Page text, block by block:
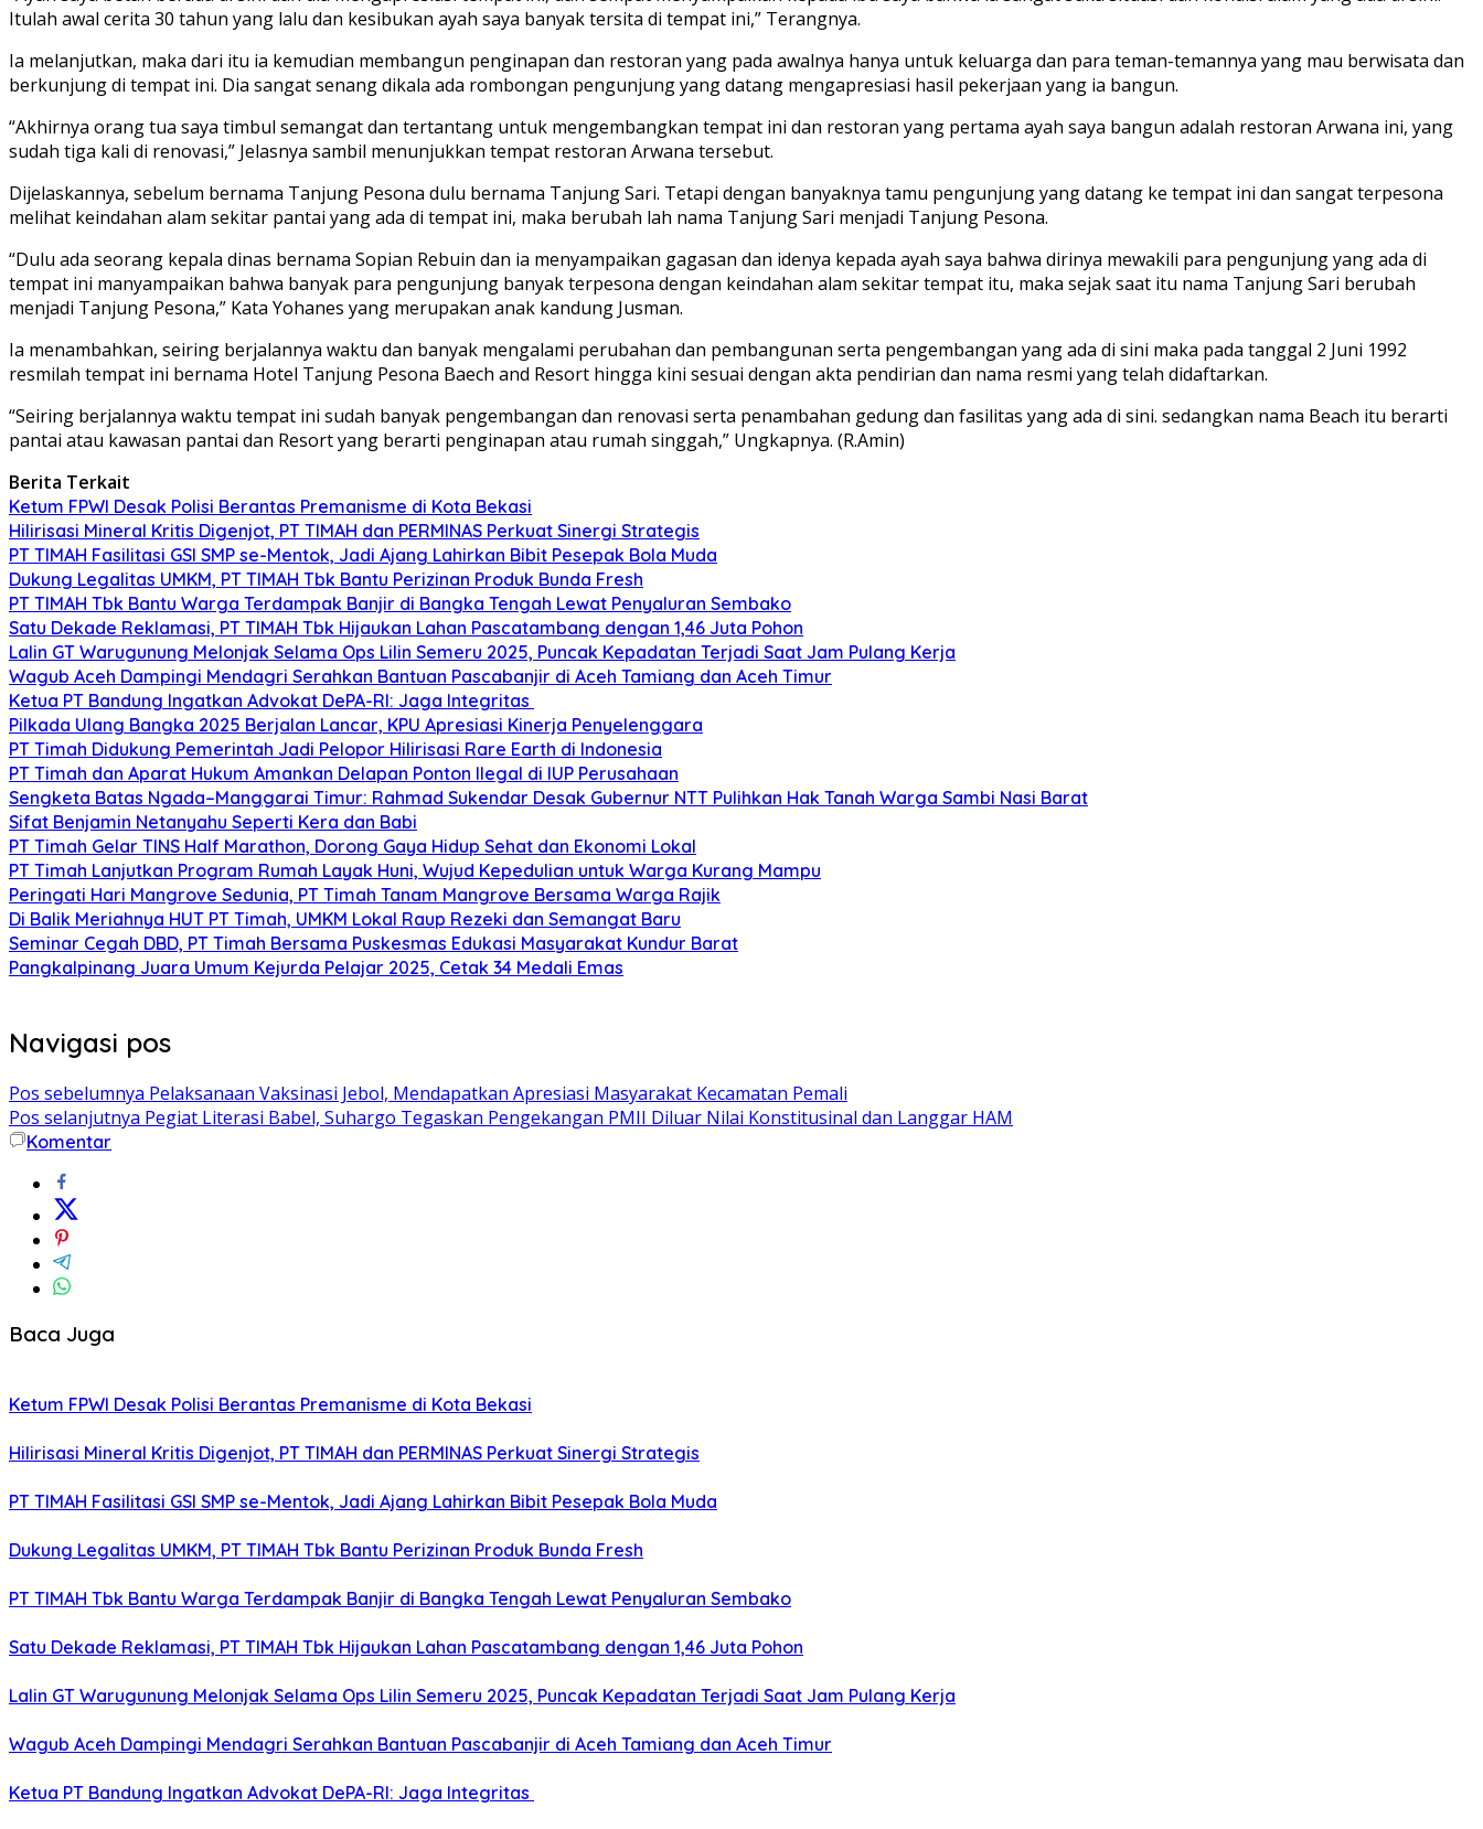
Itulah awal cerita 30 tahun yang lalu dan kesibukan ayah saya banyak tersita di tempat ini,” Terangnya.
Ia melanjutkan, maka dari itu ia kemudian membangun penginapan dan restoran yang pada awalnya hanya untuk keluarga dan para teman-temannya yang mau berwisata dan
berkunjung di tempat ini. Dia sangat senang dikala ada rombongan pengunjung yang datang mengapresiasi hasil pekerjaan yang ia bangun.
“Akhirnya orang tua saya timbul semangat dan tertantang untuk mengembangkan tempat ini dan restoran yang pertama ayah saya bangun adalah restoran Arwana ini, yang
sudah tiga kali di renovasi,” Jelasnya sambil menunjukkan tempat restoran Arwana tersebut.
Dijelaskannya, sebelum bernama Tanjung Pesona dulu bernama Tanjung Sari. Tetapi dengan banyaknya tamu pengunjung yang datang ke tempat ini dan sangat terpesona
melihat keindahan alam sekitar pantai yang ada di tempat ini, maka berubah lah nama Tanjung Sari menjadi Tanjung Pesona.
“Dulu ada seorang kepala dinas bernama Sopian Rebuin dan ia menyampaikan gagasan dan idenya kepada ayah saya bahwa dirinya mewakili para pengunjung yang ada di
tempat ini manyampaikan bahwa banyak para pengunjung banyak terpesona dengan keindahan alam sekitar tempat itu, maka sejak saat itu nama Tanjung Sari berubah
menjadi Tanjung Pesona,” Kata Yohanes yang merupakan anak kandung Jusman.
Ia menambahkan, seiring berjalannya waktu dan banyak mengalami perubahan dan pembangunan serta pengembangan yang ada di sini maka pada tanggal 2 Juni 1992
resmilah tempat ini bernama Hotel Tanjung Pesona Baech and Resort hingga kini sesuai dengan akta pendirian dan nama resmi yang telah didaftarkan.
“Seiring berjalannya waktu tempat ini sudah banyak pengembangan dan renovasi serta penambahan gedung dan fasilitas yang ada di sini. sedangkan nama Beach itu berarti
pantai atau kawasan pantai dan Resort yang berarti penginapan atau rumah singgah,” Ungkapnya. (R.Amin)
Berita Terkait
Ketum FPWI Desak Polisi Berantas Premanisme di Kota Bekasi
Hilirisasi Mineral Kritis Digenjot, PT TIMAH dan PERMINAS Perkuat Sinergi Strategis
PT TIMAH Fasilitasi GSI SMP se-Mentok, Jadi Ajang Lahirkan Bibit Pesepak Bola Muda
Dukung Legalitas UMKM, PT TIMAH Tbk Bantu Perizinan Produk Bunda Fresh
PT TIMAH Tbk Bantu Warga Terdampak Banjir di Bangka Tengah Lewat Penyaluran Sembako
Satu Dekade Reklamasi, PT TIMAH Tbk Hijaukan Lahan Pascatambang dengan 1,46 Juta Pohon
Lalin GT Warugunung Melonjak Selama Ops Lilin Semeru 2025, Puncak Kepadatan Terjadi Saat Jam Pulang Kerja
Wagub Aceh Dampingi Mendagri Serahkan Bantuan Pascabanjir di Aceh Tamiang dan Aceh Timur
Ketua PT Bandung Ingatkan Advokat DePA-RI: Jaga Integritas
Pilkada Ulang Bangka 2025 Berjalan Lancar, KPU Apresiasi Kinerja Penyelenggara
PT Timah Didukung Pemerintah Jadi Pelopor Hilirisasi Rare Earth di Indonesia
PT Timah dan Aparat Hukum Amankan Delapan Ponton Ilegal di IUP Perusahaan
Sengketa Batas Ngada–Manggarai Timur: Rahmad Sukendar Desak Gubernur NTT Pulihkan Hak Tanah Warga Sambi Nasi Barat
Sifat Benjamin Netanyahu Seperti Kera dan Babi
PT Timah Gelar TINS Half Marathon, Dorong Gaya Hidup Sehat dan Ekonomi Lokal
PT Timah Lanjutkan Program Rumah Layak Huni, Wujud Kepedulian untuk Warga Kurang Mampu
Peringati Hari Mangrove Sedunia, PT Timah Tanam Mangrove Bersama Warga Rajik
Di Balik Meriahnya HUT PT Timah, UMKM Lokal Raup Rezeki dan Semangat Baru
Seminar Cegah DBD, PT Timah Bersama Puskesmas Edukasi Masyarakat Kundur Barat
Pangkalpinang Juara Umum Kejurda Pelajar 2025, Cetak 34 Medali Emas
Navigasi pos
Pos sebelumnya Pelaksanaan Vaksinasi Jebol, Mendapatkan Apresiasi Masyarakat Kecamatan Pemali
Pos selanjutnya Pegiat Literasi Babel, Suhargo Tegaskan Pengekangan PMII Diluar Nilai Konstitusinal dan Langgar HAM
Komentar
Baca Juga
Ketum FPWI Desak Polisi Berantas Premanisme di Kota Bekasi
Hilirisasi Mineral Kritis Digenjot, PT TIMAH dan PERMINAS Perkuat Sinergi Strategis
PT TIMAH Fasilitasi GSI SMP se-Mentok, Jadi Ajang Lahirkan Bibit Pesepak Bola Muda
Dukung Legalitas UMKM, PT TIMAH Tbk Bantu Perizinan Produk Bunda Fresh
PT TIMAH Tbk Bantu Warga Terdampak Banjir di Bangka Tengah Lewat Penyaluran Sembako
Satu Dekade Reklamasi, PT TIMAH Tbk Hijaukan Lahan Pascatambang dengan 1,46 Juta Pohon
Lalin GT Warugunung Melonjak Selama Ops Lilin Semeru 2025, Puncak Kepadatan Terjadi Saat Jam Pulang Kerja
Wagub Aceh Dampingi Mendagri Serahkan Bantuan Pascabanjir di Aceh Tamiang dan Aceh Timur
Ketua PT Bandung Ingatkan Advokat DePA-RI: Jaga Integritas